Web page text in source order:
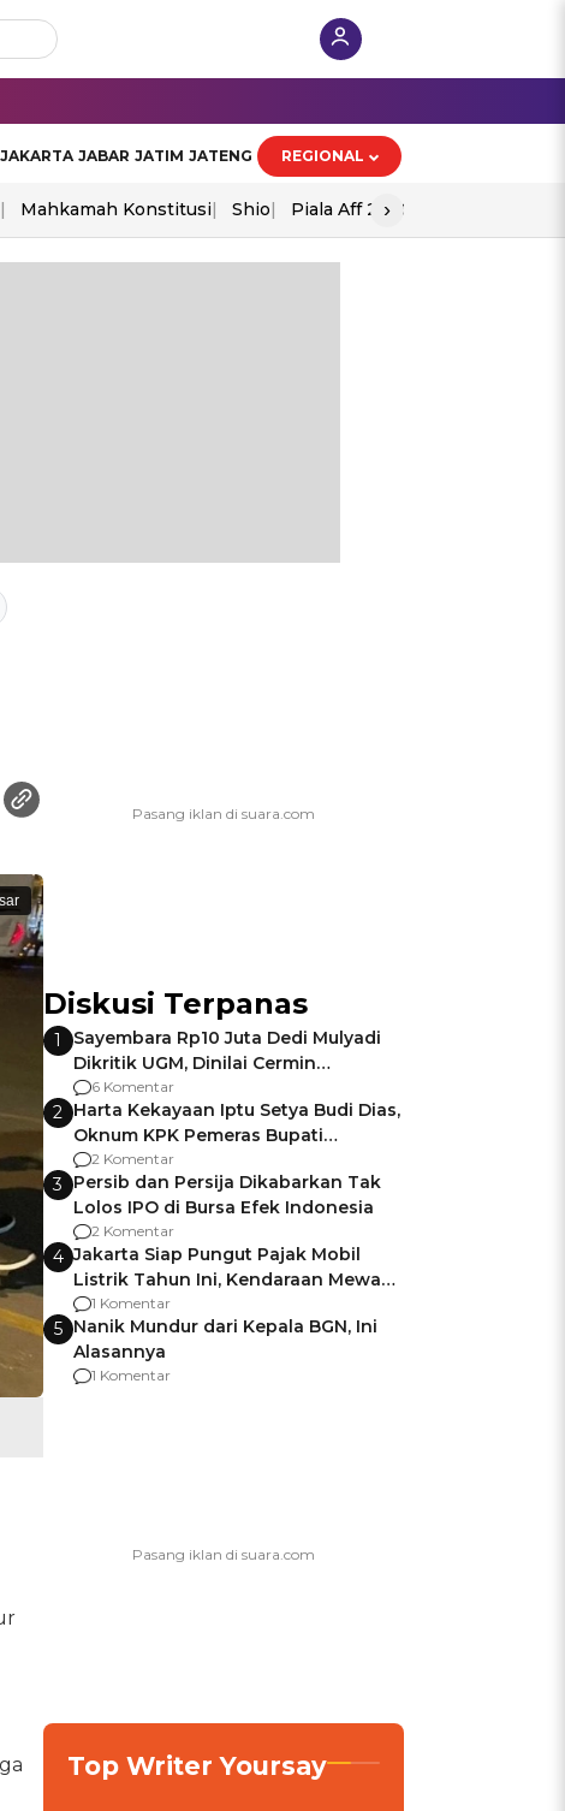
JAKARTA JABAR JATIM JATENG REGIONAL
Mahkamah Konstitusi Shio Piala Aff 2026
›
Diskusi Terpanas
1
Sayembara Rp10 Juta Dedi Mulyadi
Dikritik UGM, Dinilai Cermin
Gagalnya Negara Jamin Keamanan
6 Komentar
2 Harta Kekayaan Iptu Setya Budi Dias,
Oknum KPK Pemeras Bupati
Pemalang
2 Komentar
3 Persib dan Persija Dikabarkan Tak
Lolos IPO di Bursa Efek Indonesia
2 Komentar
4 Jakarta Siap Pungut Pajak Mobil
Listrik Tahun Ini, Kendaraan Mewah
Kena hingga 75% PKB
1 Komentar
5 Nanik Mundur dari Kepala BGN, Ini
Alasannya
1 Komentar
Top Writer Yoursay